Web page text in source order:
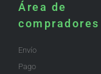
Área de
compradores
Envío
Pago